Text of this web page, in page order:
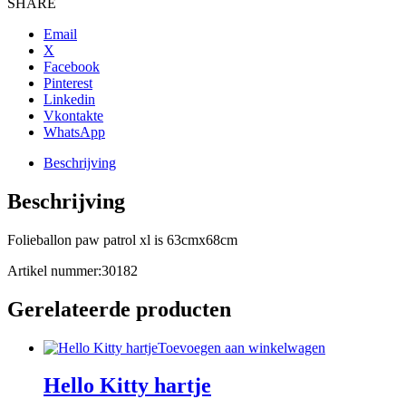
Email
X
Facebook
Pinterest
Linkedin
Vkontakte
WhatsApp
Beschrijving
Beschrijving
Folieballon paw patrol xl is 63cmx68cm
Artikel nummer:30182
Gerelateerde producten
Toevoegen aan winkelwagen
Hello Kitty hartje